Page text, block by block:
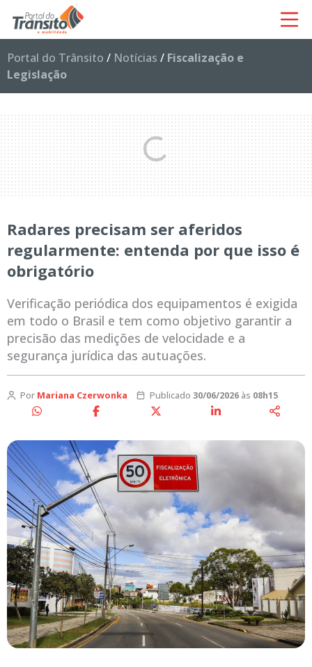
Portal do Trânsito / Notícias / Fiscalização e
Legislação
Radares precisam ser aferidos
regularmente: entenda por que isso é
obrigatório
Verificação periódica dos equipamentos é exigida
em todo o Brasil e tem como objetivo garantir a
precisão das medições de velocidade e a
segurança jurídica das autuações.
Por Mariana Czerwonka Publicado 30/06/2026às 08h15